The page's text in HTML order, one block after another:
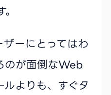
ザーにとってはわ
のが面倒なWeb
よりも、すぐタ